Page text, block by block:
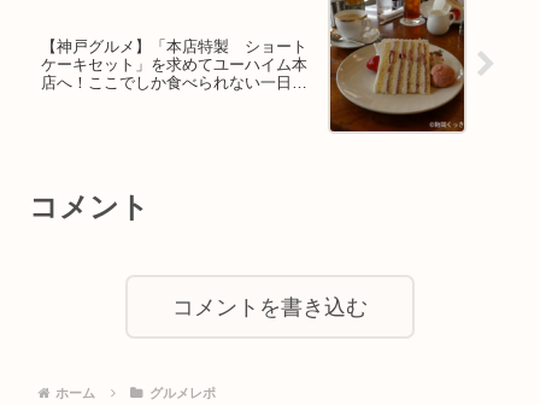
【神戸グルメ】「本店特製 ショート
ケーキセット」を求めてユーハイム本
店へ！ここでしか食べられない一日数
コメント
コメントを書き込む
ホーム グルメレポ